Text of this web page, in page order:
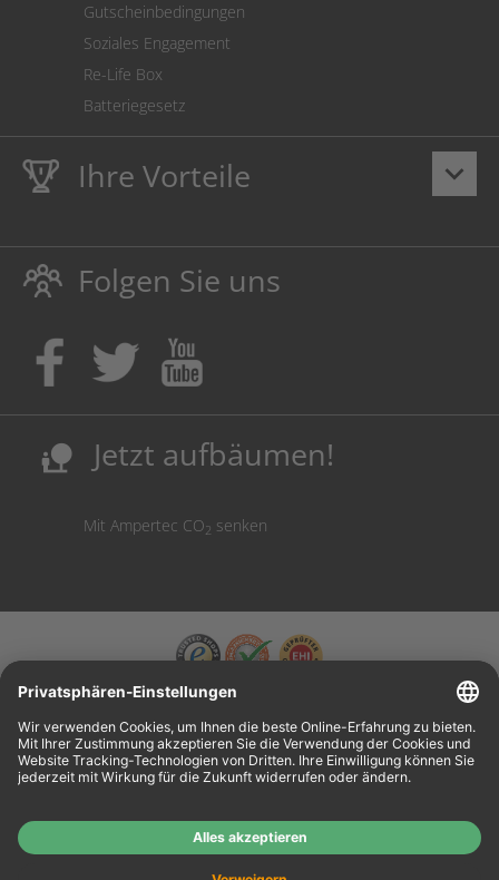
Gutscheinbedingungen
Soziales Engagement
Re-Life Box
Batteriegesetz
keyboard_arrow_down
Ihre Vorteile
LebenslangeHausmarke Garantieauf Toner und Tinte
schützt auch Ihren Drucker.
Umweltfreundlich dadurch Abfallvermeidung.
Kaufen Sie Tinte & Toner ruhig da, wo Ihre Kinder einen
Ausbildungsplatz bekommen!
Kosten senken, Ressourcen schonen.
Folgen Sie uns
nature_people Jetzt aufbäumen!
Mit Ampertec CO2 senken